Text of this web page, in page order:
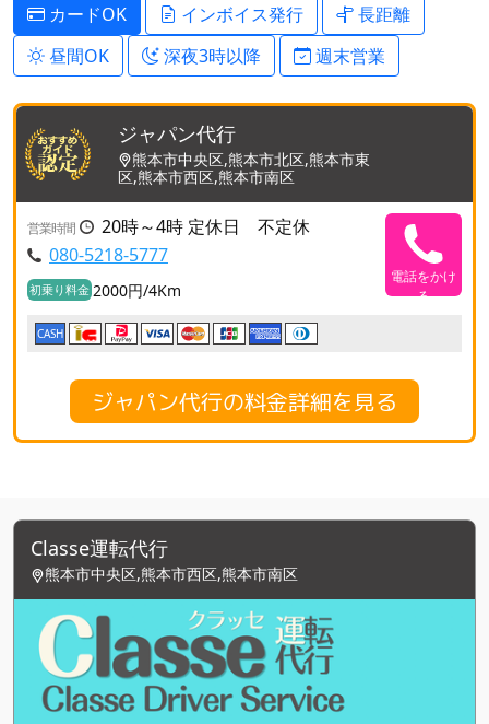
カードOK インボイス発行
長距離
昼間OK
深夜3時以降 週末営業
ジャパン代行
熊本市中央区,熊本市北区,熊本市東
区,熊本市西区,熊本市南区
営業時間
20時～4時 定休日 不定休
080-5218-5777
初乗り料金 2000円/4Km
電話をかけ
る
CASH
ジャパン代行の料金詳細を見る
Classe運転代行
熊本市中央区,熊本市西区,熊本市南区